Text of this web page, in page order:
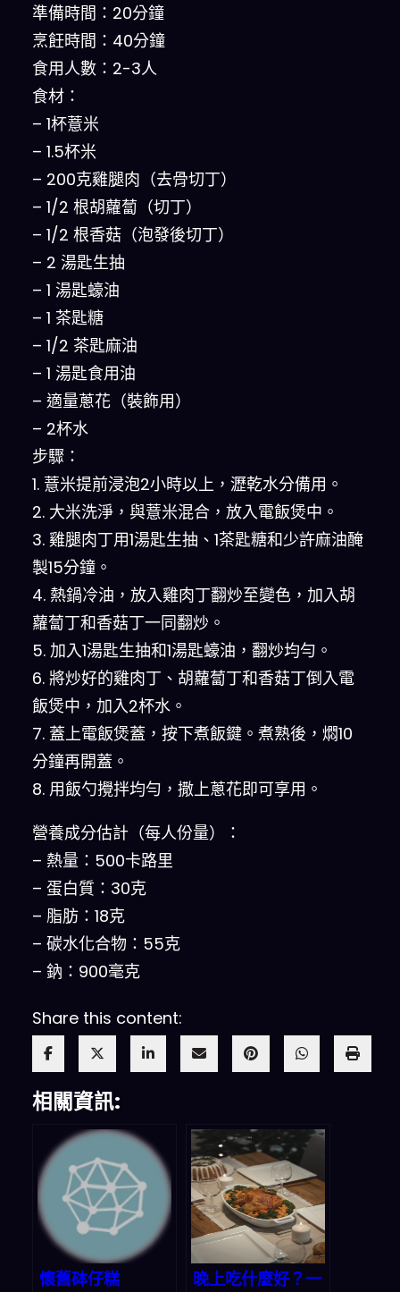
準備時間：20分鐘
烹飪時間：40分鐘
食用人數：2-3人
食材：
– 1杯薏米
– 1.5杯米
– 200克雞腿肉（去骨切丁）
– 1/2 根胡蘿蔔（切丁）
– 1/2 根香菇（泡發後切丁）
– 2 湯匙生抽
– 1 湯匙蠔油
– 1 茶匙糖
– 1/2 茶匙麻油
– 1 湯匙食用油
– 適量蔥花（裝飾用）
– 2杯水
步驟：
1. 薏米提前浸泡2小時以上，瀝乾水分備用。
2. 大米洗淨，與薏米混合，放入電飯煲中。
3. 雞腿肉丁用1湯匙生抽、1茶匙糖和少許麻油醃
製15分鐘。
4. 熱鍋冷油，放入雞肉丁翻炒至變色，加入胡
蘿蔔丁和香菇丁一同翻炒。
5. 加入1湯匙生抽和1湯匙蠔油，翻炒均勻。
6. 將炒好的雞肉丁、胡蘿蔔丁和香菇丁倒入電
飯煲中，加入2杯水。
7. 蓋上電飯煲蓋，按下煮飯鍵。煮熟後，燜10
分鐘再開蓋。
8. 用飯勺攪拌均勻，撒上蔥花即可享用。
營養成分估計（每人份量）：
– 熱量：500卡路里
– 蛋白質：30克
– 脂肪：18克
– 碳水化合物：55克
– 鈉：900毫克
Share this content:
相關資訊:
懷舊砵仔糕
晚上吃什麼好？一